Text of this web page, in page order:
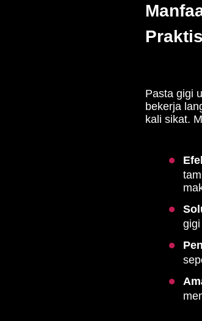
Pasta gigi
bekerja
kali sikat.